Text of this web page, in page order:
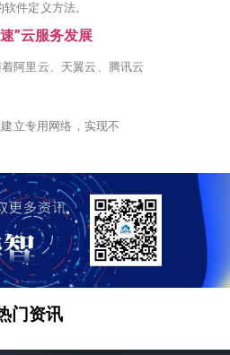
件定义方法。
”云服务发展
阿里云、天翼云、腾讯云
立专用网络，实现不
门资讯